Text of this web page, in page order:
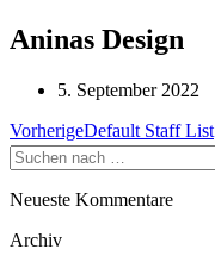
Aninas Design
5. September 2022
VorherigeDefault Staff List
Suchen
nach …
Neueste Kommentare
Archiv